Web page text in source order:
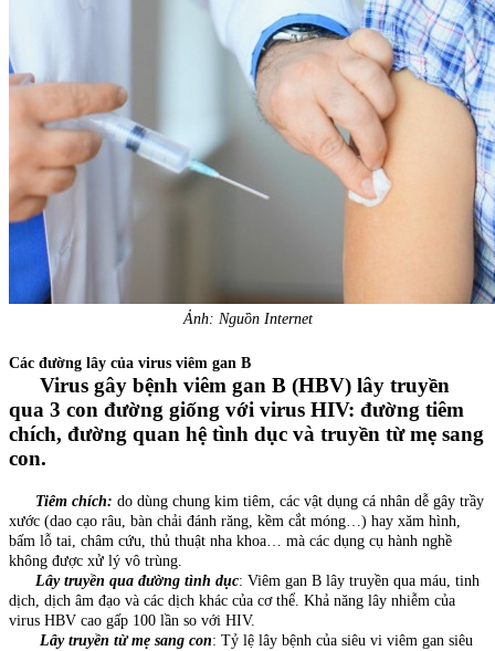
Ảnh: Nguồn Internet
Các đường lây của virus viêm gan B
Virus gây bệnh viêm gan B (HBV) lây truyền
qua 3 con đường giống với virus HIV: đường tiêm
chích, đường quan hệ tình dục và truyền từ mẹ sang
con.
Tiêm chích: do dùng chung kim tiêm, các vật dụng cá nhân dễ gây trầy
xước (dao cạo râu, bàn chải đánh răng, kềm cắt móng…) hay xăm hình,
bấm lỗ tai, châm cứu, thủ thuật nha khoa… mà các dụng cụ hành nghề
không được xử lý vô trùng.
Lây truyền qua đường tình dục: Viêm gan B lây truyền qua máu, tinh
dịch, dịch âm đạo và các dịch khác của cơ thể. Khả năng lây nhiễm của
virus HBV cao gấp 100 lần so với HIV.
Lây truyền từ mẹ sang con: Tỷ lệ lây bệnh của siêu vi viêm gan siêu